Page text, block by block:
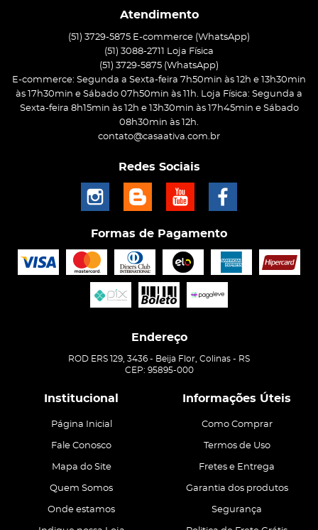
Atendimento
(51) 3729-5875 E-commerce (WhatsApp)
(51) 3088-2711 Loja Física
(51) 3729-5875 (WhatsApp)
E-commerce: Segunda a Sexta-feira 7h50min às 12h e 13h30min
às 17h30min e Sábado 07h50min às 11h. Loja Física: Segunda a
Sexta-feira 8h15min às 12h e 13h30min às 17h45min e Sábado
08h30min às 12h.
contato@casaativa.com.br
Redes Sociais
Formas de Pagamento
Endereço
ROD ERS 129, 3436 - Beija Flor, Colinas - RS
CEP: 95895-000
Institucional
Página Inicial
Fale Conosco
Mapa do Site
Quem Somos
Onde estamos
Informações Úteis
Como Comprar
Termos de Uso
Fretes e Entrega
Garantia dos produtos
Segurança